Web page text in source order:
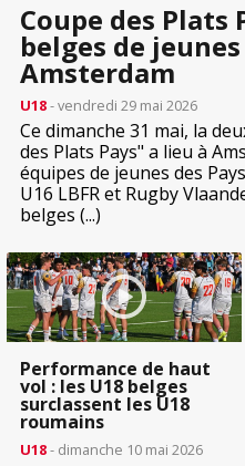
Coupe des Plats
belges de
Amsterdam
U18- vendredi 29 mai 2026
Ce dimanche 31 mai, la
des Plats Pays" a lieu à
équipes de jeunes des
U16 LBFR et Rugby
belges (...)
Performance de haut
vol : les U18 belges
surclassent les U18
roumains
U18- dimanche 10 mai 2026